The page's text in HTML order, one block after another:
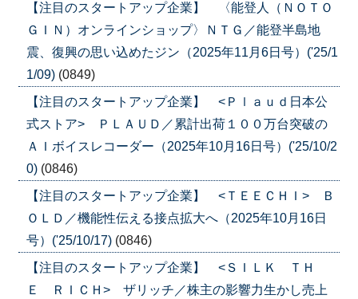
【注目のスタートアップ企業】 〈能登人（ＮＯＴＯ
ＧＩＮ）オンラインショップ〉ＮＴＧ／能登半島地
震、復興の思い込めたジン（2025年11月6日号）('25/1
1/09) (0849)
【注目のスタートアップ企業】 <Ｐｌａｕｄ日本公
式ストア> ＰＬＡＵＤ／累計出荷１００万台突破の
ＡＩボイスレコーダー（2025年10月16日号）('25/10/2
0) (0846)
【注目のスタートアップ企業】 <ＴＥＥＣＨＩ> Ｂ
ＯＬＤ／機能性伝える接点拡大へ（2025年10月16日
号）('25/10/17) (0846)
【注目のスタートアップ企業】 <ＳＩＬＫ ＴＨ
Ｅ ＲＩＣＨ> ザリッチ／株主の影響力生かし売上